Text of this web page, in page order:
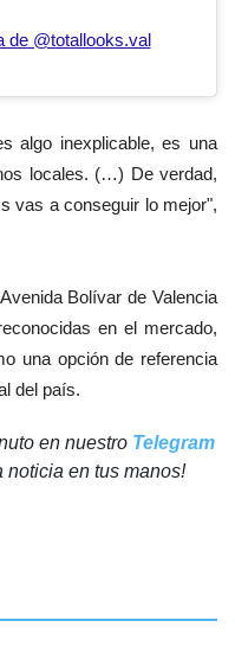
de @totallooks.val
algo inexplicable, es una
locales. (…) De verdad,
vas a conseguir lo mejor",
Bolívar de Valencia
en el mercado,
una opción de referencia
del país.
en nuestro Telegram
noticia en tus manos!